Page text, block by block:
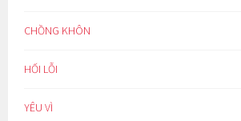
CHỒNG KHÔN
HỐI LỖI
YÊU VÌ